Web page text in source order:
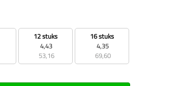
12 stuks
4,43
53,16
16 stuks
4,35
69,60